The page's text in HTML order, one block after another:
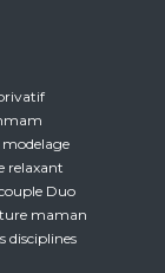
modelage
relaxant
Duo
maman
disciplines